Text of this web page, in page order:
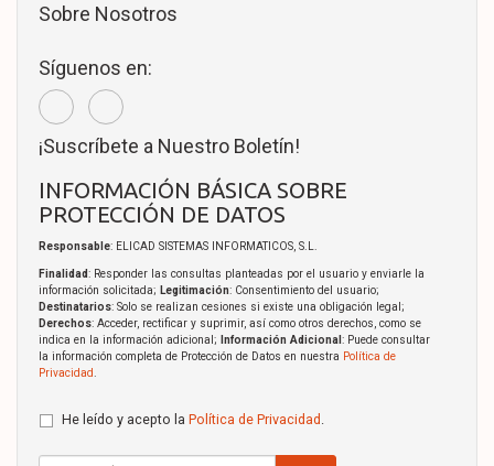
Sobre Nosotros
Síguenos en:
¡Suscríbete a Nuestro Boletín!
INFORMACIÓN BÁSICA SOBRE
PROTECCIÓN DE DATOS
Responsable: ELICAD SISTEMAS INFORMATICOS, S.L.
Finalidad: Responder las consultas planteadas por el usuario y enviarle la
información solicitada; Legitimación: Consentimiento del usuario;
Destinatarios: Solo se realizan cesiones si existe una obligación legal;
Derechos: Acceder, rectificar y suprimir, así como otros derechos, como se
indica en la información adicional;
Información Adicional : Puede consultar
la información completa de Protección de Datos en nuestra Política de
Privacidad
He leído y acepto la Política de Privacidad